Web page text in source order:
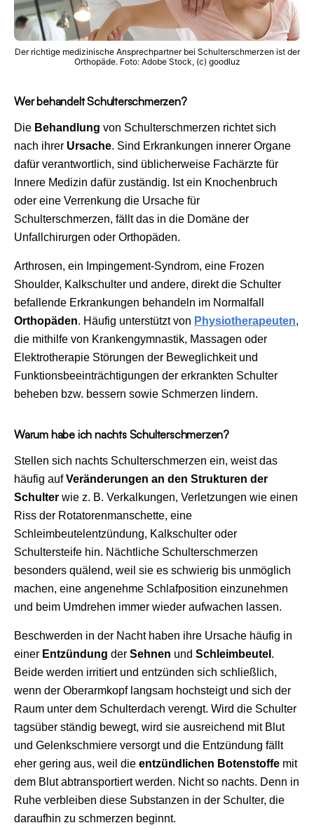
Der richtige medizinische Ansprechpartner bei Schulterschmerzen ist der
Orthopäde. Foto: Adobe Stock, (c) goodluz
Wer behandelt Schulterschmerzen?
Die Behandlung von Schulterschmerzen richtet sich
nach ihrer Ursache. Sind Erkrankungen innerer Organe
dafür verantwortlich, sind üblicherweise Fachärzte für
Innere Medizin dafür zuständig. Ist ein Knochenbruch
oder eine Verrenkung die Ursache für
Schulterschmerzen, fällt das in die Domäne der
Unfallchirurgen oder Orthopäden.
Arthrosen, ein Impingement-Syndrom, eine Frozen
Shoulder, Kalkschulter und andere, direkt die Schulter
befallende Erkrankungen behandeln im Normalfall
Orthopäden. Häufig unterstützt von Physiotherapeuten,
die mithilfe von Krankengymnastik, Massagen oder
Elektrotherapie Störungen der Beweglichkeit und
Funktionsbeeinträchtigungen der erkrankten Schulter
beheben bzw. bessern sowie Schmerzen lindern.
Warum habe ich nachts Schulterschmerzen?
Stellen sich nachts Schulterschmerzen ein, weist das
häufig aufVeränderungen an den Strukturen der
Schulter wie z. B. Verkalkungen, Verletzungen wie einen
Riss der Rotatorenmanschette, eine
Schleimbeutelentzündung, Kalkschulter oder
Schultersteife hin. Nächtliche Schulterschmerzen
besonders quälend, weil sie es schwierig bis unmöglich
machen, eine angenehme Schlafposition einzunehmen
und beim Umdrehen immer wieder aufwachen lassen.
Beschwerden in der Nacht haben ihre Ursache häufig in
einer Entzündung der Sehnen und Schleimbeutel .
Beide werden irritiert und entzünden sich schließlich,
wenn der Oberarmkopf langsam hochsteigt und sich der
Raum unter dem Schulterdach verengt. Wird die Schulter
tagsüber ständig bewegt, wird sie ausreichend mit Blut
und Gelenkschmiere versorgt und die Entzündung fällt
eher gering aus, weil die entzündlichen Botenstoffe mit
dem Blut abtransportiert werden. Nicht so nachts. Denn in
Ruhe verbleiben diese Substanzen in der Schulter, die
daraufhin zu schmerzen beginnt.